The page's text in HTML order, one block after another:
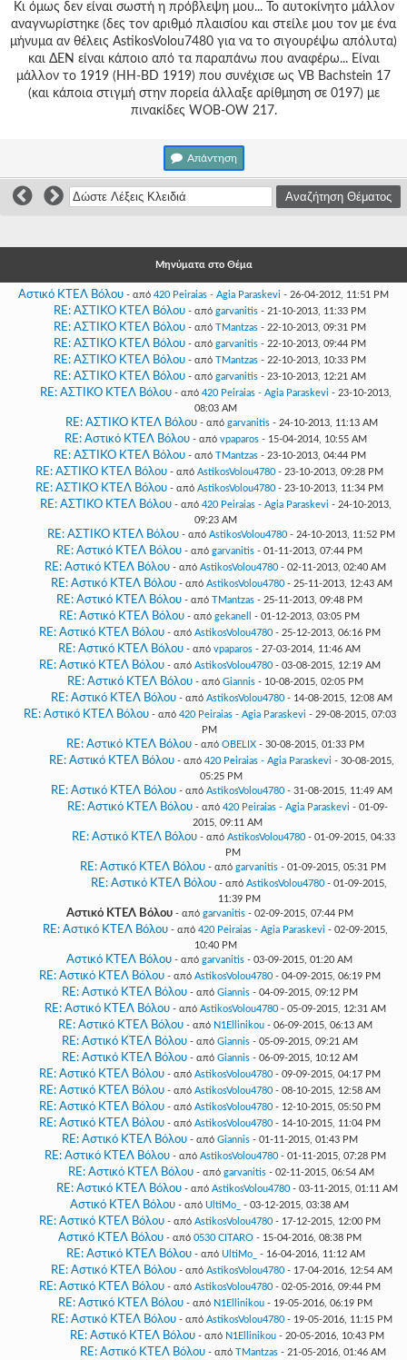
-
-
-
Επισκέπτη!
Σύνδεση
Εγγραφή
Κι όμως δεν είναι σωστή η πρόβλεψη μου... Το αυτοκίνητο μάλλον
αναγνωρίστηκε (δες τον αριθμό πλαισίου και στείλε μου τον με ένα
μήνυμα αν θέλεις AstikosVolou7480 για να το σιγουρέψω απόλυτα)
και ΔΕΝ είναι κάποιο από τα παραπάνω που αναφέρω... Είναι
μάλλον το 1919 (HH-BD 1919) που συνέχισε ως VB Bachstein 17
(και κάποια στιγμή στην πορεία άλλαξε αρίθμηση σε 0197) με
πινακίδες WOB-OW 217.
Απάντηση
Μηνύματα στο Θέμα
Αστικό ΚΤΕΛ Βόλου - από 420 Peiraias - Agia Paraskevi - 26-04-2012, 11:51 PM
RE: ΑΣΤΙΚΟ ΚΤΕΛ Βόλου - από garvanitis- 21-10-2013, 11:33 PM
RE: ΑΣΤΙΚΟ ΚΤΕΛ Βόλου - από TMantzas- 22-10-2013, 09:31 PM
RE: ΑΣΤΙΚΟ ΚΤΕΛ Βόλου - από garvanitis- 22-10-2013, 09:44 PM
RE: ΑΣΤΙΚΟ ΚΤΕΛ Βόλου - από TMantzas- 22-10-2013, 10:33 PM
RE: ΑΣΤΙΚΟ ΚΤΕΛ Βόλου - από garvanitis- 23-10-2013, 12:21 AM
RE: ΑΣΤΙΚΟ ΚΤΕΛ Βόλου - από 420 Peiraias - Agia Paraskevi - 23-10-2013,
08:03 AM
RE: ΑΣΤΙΚΟ ΚΤΕΛ Βόλου - από garvanitis- 24-10-2013, 11:13 AM
RE: Αστικό ΚΤΕΛ Βόλου - από vpaparos- 15-04-2014, 10:55 AM
RE: ΑΣΤΙΚΟ ΚΤΕΛ Βόλου - από TMantzas- 23-10-2013, 04:44 PM
RE: ΑΣΤΙΚΟ ΚΤΕΛ Βόλου - από AstikosVolou4780 - 23-10-2013, 09:28 PM
RE: ΑΣΤΙΚΟ ΚΤΕΛ Βόλου - από AstikosVolou4780 - 23-10-2013, 11:34 PM
RE: ΑΣΤΙΚΟ ΚΤΕΛ Βόλου - από 420 Peiraias - Agia Paraskevi - 24-10-2013,
09:23 AM
RE: ΑΣΤΙΚΟ ΚΤΕΛ Βόλου - από AstikosVolou4780 - 24-10-2013, 11:52 PM
RE: Αστικό ΚΤΕΛ Βόλου - από garvanitis - 01-11-2013, 07:44 PM
RE: Αστικό ΚΤΕΛ Βόλου - από AstikosVolou4780 - 02-11-2013, 02:40 AM
RE: Αστικό ΚΤΕΛ Βόλου - από AstikosVolou4780- 25-11-2013, 12:43 AM
RE: Αστικό ΚΤΕΛ Βόλου - από TMantzas - 25-11-2013, 09:48 PM
RE: Αστικό ΚΤΕΛ Βόλου - από gekanell - 01-12-2013, 03:05 PM
RE: Αστικό ΚΤΕΛ Βόλου - από AstikosVolou4780- 25-12-2013, 06:16 PM
RE: Αστικό ΚΤΕΛ Βόλου - από vpaparos - 27-03-2014, 11:46 AM
RE: Αστικό ΚΤΕΛ Βόλου - από AstikosVolou4780- 03-08-2015, 12:19 AM
RE: Αστικό ΚΤΕΛ Βόλου - από Giannis - 10-08-2015, 02:05 PM
RE: Αστικό ΚΤΕΛ Βόλου - από AstikosVolou4780- 14-08-2015, 12:08 AM
RE: Αστικό ΚΤΕΛ Βόλου - από 420 Peiraias - Agia Paraskevi - 29-08-2015, 07:03
PM
RE: Αστικό ΚΤΕΛ Βόλου - από OBELIX - 30-08-2015, 01:33 PM
RE: Αστικό ΚΤΕΛ Βόλου - από 420 Peiraias - Agia Paraskevi - 30-08-2015,
05:25 PM
RE: Αστικό ΚΤΕΛ Βόλου - από AstikosVolou4780- 31-08-2015, 11:49 AM
RE: Αστικό ΚΤΕΛ Βόλου - από 420 Peiraias - Agia Paraskevi - 01-09-
2015, 09:11 AM
RE: Αστικό ΚΤΕΛ Βόλου - από AstikosVolou4780- 01-09-2015, 04:33
PM
RE: Αστικό ΚΤΕΛ Βόλου - από garvanitis - 01-09-2015, 05:31 PM
RE: Αστικό ΚΤΕΛ Βόλου - από AstikosVolou4780 - 01-09-2015,
11:39 PM
Αστικό ΚΤΕΛ Βόλου - από garvanitis- 02-09-2015, 07:44 PM
RE: Αστικό ΚΤΕΛ Βόλου - από 420 Peiraias - Agia Paraskevi - 02-09-2015,
10:40 PM
Αστικό ΚΤΕΛ Βόλου - από garvanitis - 03-09-2015, 01:20 AM
RE: Αστικό ΚΤΕΛ Βόλου - από AstikosVolou4780- 04-09-2015, 06:19 PM
RE: Αστικό ΚΤΕΛ Βόλου - από Giannis- 04-09-2015, 09:12 PM
RE: Αστικό ΚΤΕΛ Βόλου - από AstikosVolou4780 - 05-09-2015, 12:31 AM
RE: Αστικό ΚΤΕΛ Βόλου - από N1Ellinikou - 06-09-2015, 06:13 AM
RE: Αστικό ΚΤΕΛ Βόλου - από Giannis- 05-09-2015, 09:21 AM
RE: Αστικό ΚΤΕΛ Βόλου - από Giannis- 06-09-2015, 10:12 AM
RE: Αστικό ΚΤΕΛ Βόλου - από AstikosVolou4780- 09-09-2015, 04:17 PM
RE: Αστικό ΚΤΕΛ Βόλου - από AstikosVolou4780- 08-10-2015, 12:58 AM
RE: Αστικό ΚΤΕΛ Βόλου - από AstikosVolou4780- 12-10-2015, 05:50 PM
RE: Αστικό ΚΤΕΛ Βόλου - από AstikosVolou4780- 14-10-2015, 11:04 PM
RE: Αστικό ΚΤΕΛ Βόλου - από Giannis- 01-11-2015, 01:43 PM
RE: Αστικό ΚΤΕΛ Βόλου - από AstikosVolou4780 - 01-11-2015, 07:28 PM
RE: Αστικό ΚΤΕΛ Βόλου - από garvanitis - 02-11-2015, 06:54 AM
RE: Αστικό ΚΤΕΛ Βόλου - από AstikosVolou4780 - 03-11-2015, 01:11 AM
Αστικό ΚΤΕΛ Βόλου - από UltiMo_ - 03-12-2015, 03:38 AM
RE: Αστικό ΚΤΕΛ Βόλου - από AstikosVolou4780- 17-12-2015, 12:00 PM
Αστικό ΚΤΕΛ Βόλου - από 0530 CITARO- 15-04-2016, 08:38 PM
RE: Αστικό ΚΤΕΛ Βόλου - από UltiMo_ - 16-04-2016, 11:12 AM
RE: Αστικό ΚΤΕΛ Βόλου - από AstikosVolou4780- 17-04-2016, 12:54 AM
RE: Αστικό ΚΤΕΛ Βόλου - από AstikosVolou4780- 02-05-2016, 09:44 PM
RE: Αστικό ΚΤΕΛ Βόλου - από N1Ellinikou - 19-05-2016, 06:19 PM
RE: Αστικό ΚΤΕΛ Βόλου - από AstikosVolou4780- 19-05-2016, 11:15 PM
RE: Αστικό ΚΤΕΛ Βόλου - από N1Ellinikou - 20-05-2016, 10:43 PM
RE: Αστικό ΚΤΕΛ Βόλου - από TMantzas - 21-05-2016, 01:46 AM